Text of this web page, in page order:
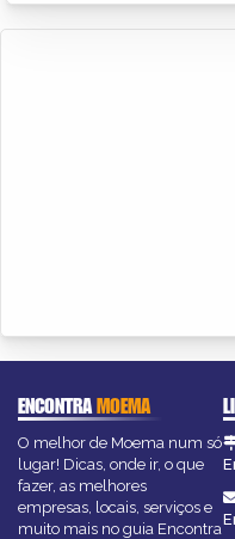
ENCONTRAMOEMA
O melhor de Moema num só
lugar! Dicas, onde ir, o que
fazer, as melhores
empresas, locais, serviços e
muito mais no guia Encontra